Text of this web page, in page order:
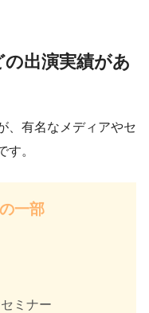
出演実績があ
、有名なメディアやセ
す。
一部
ミナー